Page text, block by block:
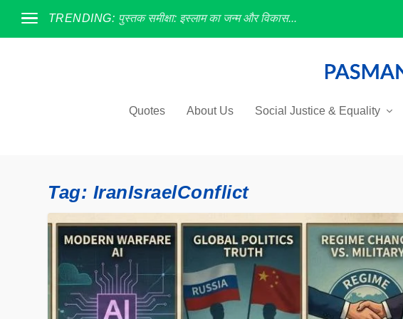
TRENDING: पुस्तक समीक्षा: इस्लाम का जन्म और विकास...
Quotes About Us Social Justice & Equality
Tag: IranIsraelConflict